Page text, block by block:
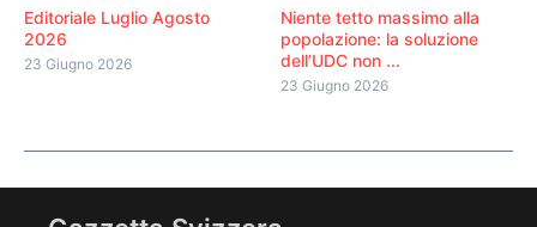
Editoriale Luglio Agosto
2026
23 Giugno 2026
Niente tetto massimo alla
popolazione: la soluzione
dell’UDC non ...
23 Giugno 2026